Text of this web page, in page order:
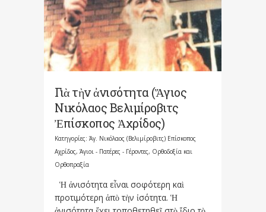
Γιὰ τὴν ἀνισότητα (Ἅγιος
Νικόλαος Βελιμίροβιτς
Ἐπίσκοπος Ἀχρίδος)
Κατηγορίες: Άγ. Νικόλαος (Βελιμίροβιτς) Επίσκοπος
Αχρίδος, Άγιοι - Πατέρες - Γέροντες, Ορθοδοξία και
Ορθοπραξία
Ἡ ἀνισότητα εἶναι σοφότερη καὶ
προτιμότερη ἀπὸ τὴν ἰσότητα. Ἡ